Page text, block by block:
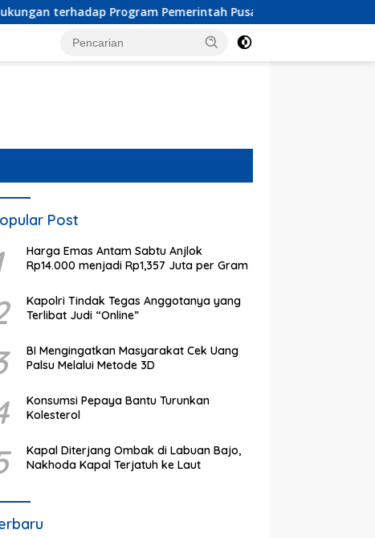
Pemerintah Pusat dan Pemkot Depok
Post
Harga Emas Antam Sabtu Anjlok
Rp14.000 menjadi Rp1,357 Juta per Gram
Kapolri Tindak Tegas Anggotanya yang
Terlibat Judi “Online”
BI Mengingatkan Masyarakat Cek Uang
Palsu Melalui Metode 3D
Konsumsi Pepaya Bantu Turunkan
Kolesterol
Kapal Diterjang Ombak di Labuan Bajo,
Nakhoda Kapal Terjatuh ke Laut